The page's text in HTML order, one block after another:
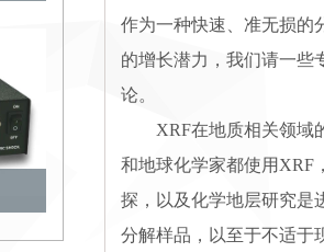
作为一种快速、准无损
的增长潜力，我们请一些
论。
XRF在地质相关领域的
和地球化学家都使用XRF
探，以及化学地层研究是
分解样品，以至于不适于